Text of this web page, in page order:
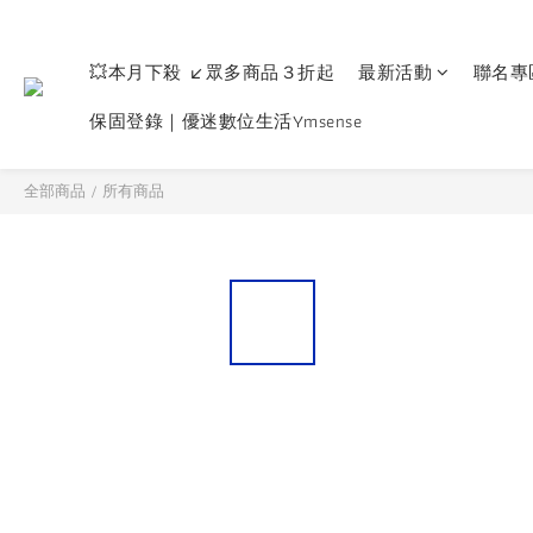
💥本月下殺 ↙眾多商品３折起 最新活動
聯名
保固登錄｜優迷數位生活Ymsense
全部商品 / 所有商品